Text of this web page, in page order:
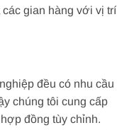
gian hàng với vị trí
đều có nhu cầu
chúng tôi cung cấp
đồng tùy chỉnh.